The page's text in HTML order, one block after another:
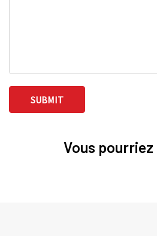
Vous pourriez